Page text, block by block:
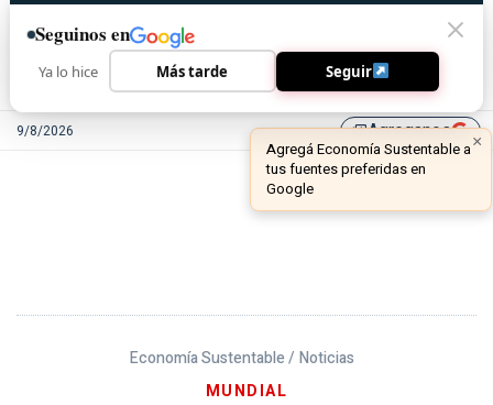
9/8/2026 library_addAgreganos
Economía Sustentable / Noticias
MUNDIAL
Seguinos en
Ya lo hice Más tarde Seguir